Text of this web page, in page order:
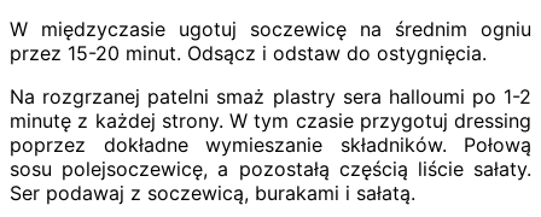
W międzyczasie ugotuj soczewicę na średnim ogniu
przez 15-20 minut. Odsącz i odstaw do ostygnięcia.
Na rozgrzanej patelni smaż plastry sera halloumi po 1-2
minutę z każdej strony. W tym czasie przygotuj dressing
poprzez dokładne wymieszanie składników. Połową
sosu polejsoczewicę, a pozostałą częścią liście sałaty.
Ser podawaj z soczewicą, burakami i sałatą.